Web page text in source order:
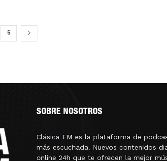
5
SOBRE NOSOTROS
Clásica FM es la plataforma de
más escuchada. Nuevos contenidos
online 24h que te ofrecen la mejor